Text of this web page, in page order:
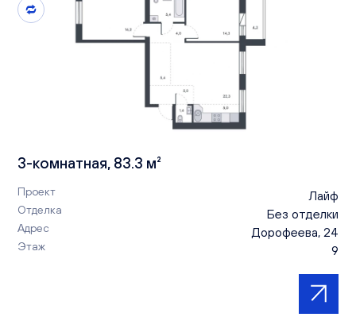
3-комнатная, 83.3 м²
Проект Лайф
Отделка Без отделки
Адрес Дорофеева, 24
Этаж 9